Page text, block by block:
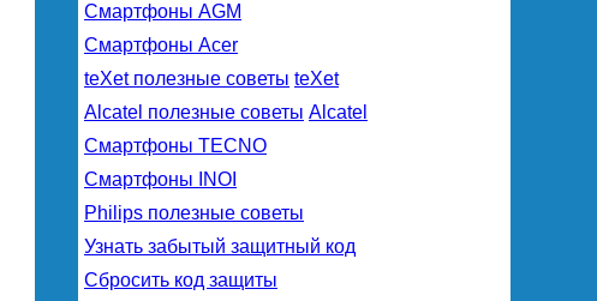
Смартфоны AGM
Смартфоны Acer
teXet полезные советы teXet
Alcatel полезные советы Alcatel
Смартфоны TECNO
Смартфоны INOI
Philips полезные советы
Узнать забытый защитный код
Сбросить код защиты